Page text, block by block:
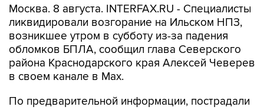
Москва. 8 августа. INTERFAX.RU - Специалисты
ликвидировали возгорание на Ильском НПЗ,
возникшее утром в субботу из-за падения
обломков БПЛА, сообщил глава Северского
района Краснодарского края Алексей Чеверев
в своем канале в Max.
По предварительной информации, пострадали